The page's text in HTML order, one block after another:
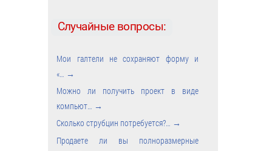
Случайные вопросы:
Мои галтели не сохраняют форму и
«… →
Можно ли получить проект в виде
компьют… →
Сколько струбцин потребуется?… →
Продаете ли вы полноразмерные